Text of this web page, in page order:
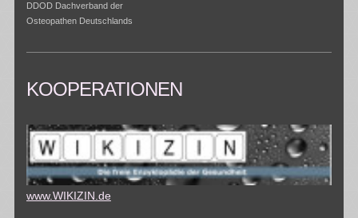
DDOD Dachverband der
Osteopathen Deutschlands
KOOPERATIONEN
www.WIKIZIN.de